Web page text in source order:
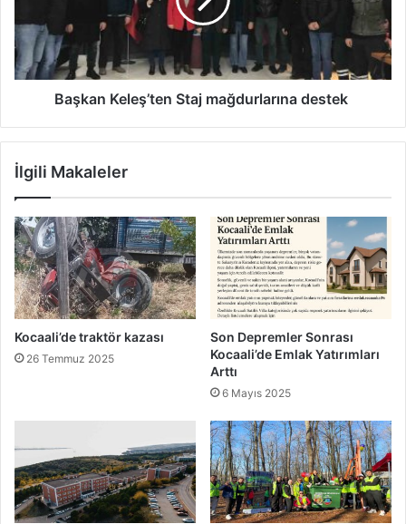
Başkan Keleş’ten Staj mağdurlarına destek
İlgili Makaleler
Kocaali’de traktör kazası
26 Temmuz 2025
Son Depremler Sonrası
Kocaali’de Emlak Yatırımları
Arttı
6 Mayıs 2025